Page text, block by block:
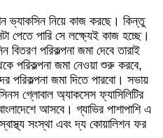
ভ্যাকসিন নিয়ে কাজ করছে। কিন্তু
পেতে পারি সে লক্ষ্যেই কাজ হচ্ছে।
বিতরণ পরিকল্পনা জমা দেবে তারাই
পরিকল্পনা জমা নেওয়া শুরু করবে,
জমা দিতে পারবো। সভায়
গ্লোবাল অ্যাকসেস ফ্যাসিলিটির
আসবে। গ্যাভির পাশাপাশি এ
সংস্থা এবং দ্য কোয়ালিশন ফর